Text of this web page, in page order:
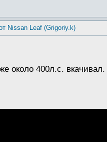
Nissan Leaf (Grigoriy.k)
около 400л.с.